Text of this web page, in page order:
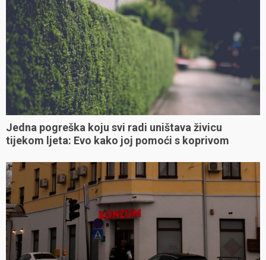
Jedna pogreška koju svi radi uništava živicu
tijekom ljeta: Evo kako joj pomoći s koprivom